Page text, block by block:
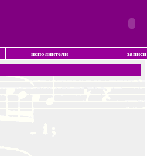
исполнители записи